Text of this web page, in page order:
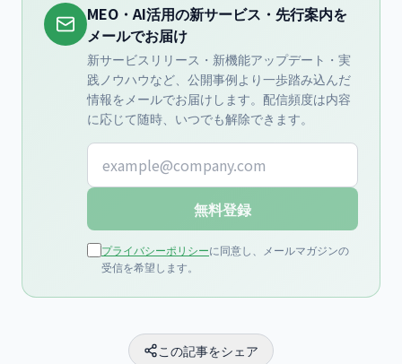
MEO・AI活用の新サービス・先行案内を
メールでお届け
新サービスリリース・新機能アップデート・実
践ノウハウなど、公開事例より一歩踏み込んだ
情報をメールでお届けします。配信頻度は内容
に応じて随時、いつでも解除できます。
メールアドレス
無料登録
プライバシーポリシーに同意し、メールマガジンの
受信を希望します。
この記事をシェア